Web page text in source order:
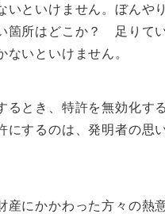
いといけません。ぼんや
箇所はどこか？ 足りて
ないといけません。
とき、特許を無効化す
にするのは、発明者の思
にかかわった方々の熱